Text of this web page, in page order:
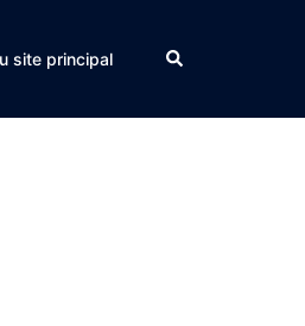
site principal Search